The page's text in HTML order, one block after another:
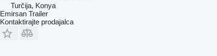
Turčija, Konya
Emirsan Trailer
Kontaktirajte prodajalca